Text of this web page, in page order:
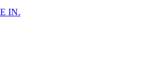
IN.